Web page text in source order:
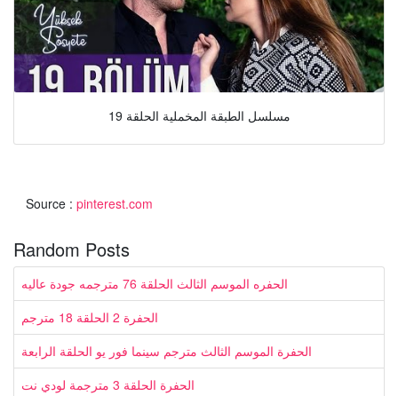
مسلسل الطبقة المخملية الحلقة 19
Source : pinterest.com
Random Posts
الحفره الموسم الثالث الحلقة 76 مترجمه جودة عاليه
الحفرة 2 الحلقة 18 مترجم
الحفرة الموسم الثالث مترجم سينما فور يو الحلقة الرابعة
الحفرة الحلقة 3 مترجمة لودي نت